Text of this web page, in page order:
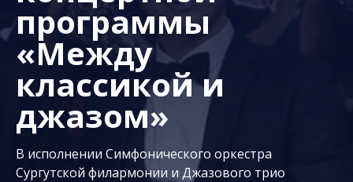
программы
«Между
классикой и
джазом»
В исполнении Симфонического оркестра
Сургутской филармонии и Джазового трио